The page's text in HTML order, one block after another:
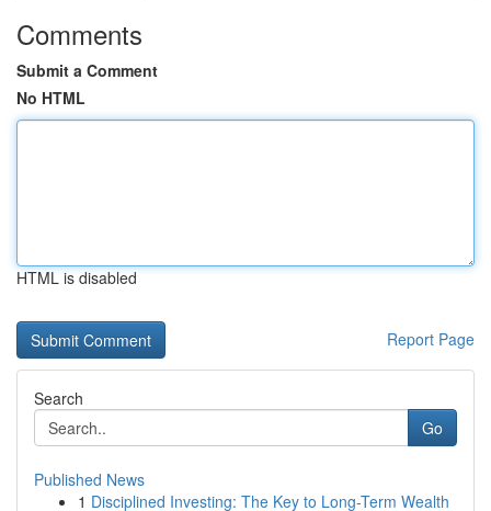
Comments
Submit a Comment
No HTML
HTML is disabled
Report Page
Search
Go
Published News
1 Disciplined Investing: The Key to Long-Term Wealth